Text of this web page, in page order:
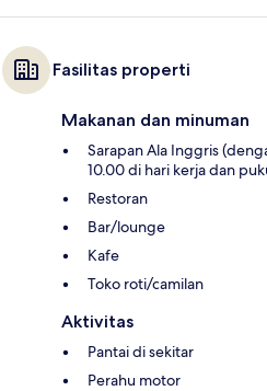
Fasilitas properti
Makanan dan minuman
Sarapan Ala Inggris
10.00 di hari kerja dan
Restoran
Bar/lounge
Kafe
Toko roti/camilan
Aktivitas
Pantai di sekitar
Perahu motor